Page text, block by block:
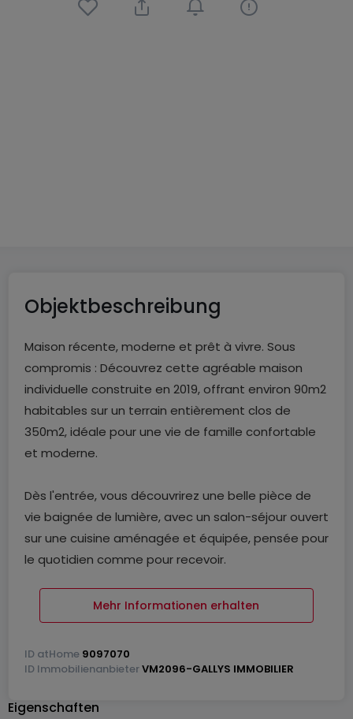
Objektbeschreibung
Maison récente, moderne et prêt à vivre. Sous
compromis : Découvrez cette agréable maison
individuelle construite en 2019, offrant environ 90m2
habitables sur un terrain entièrement clos de
350m2, idéale pour une vie de famille confortable
et moderne.
Dès l'entrée, vous découvrirez une belle pièce de
vie baignée de lumière, avec un salon-séjour ouvert
sur une cuisine aménagée et équipée, pensée pour
le quotidien comme pour recevoir.
harmonieusement les espaces de vie.
Le rez-de-chaussée offre également une pièce
avec accès direct au garage avec porte
rangement optimisé sous l'escalier.
Mehr Informationen erhalten
ID atHome 9097070
ID ImmobilienanbieterVM2096-GALLYS IMMOBILIER
Eigenschaften